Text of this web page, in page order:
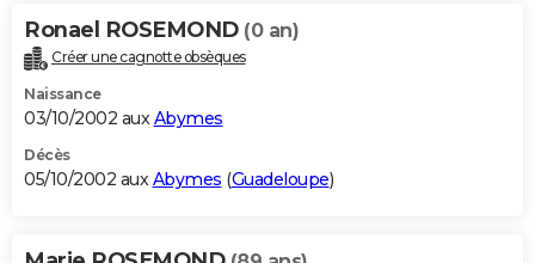
Ronael ROSEMOND (0 an)
Créer une cagnotte obsèques
Naissance
03/10/2002 auxAbymes
Décès
05/10/2002 auxAbymes (Guadeloupe)